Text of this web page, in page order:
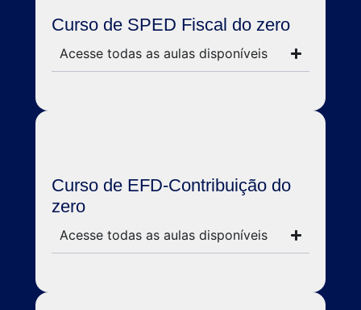
Curso de SPED Fiscal do zero
Acesse todas as aulas disponíveis
Curso de EFD-Contribuição do
zero
Acesse todas as aulas disponíveis